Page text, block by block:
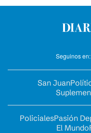
Seguinos en:
San Juan
PolicialesPasión
El Mundo